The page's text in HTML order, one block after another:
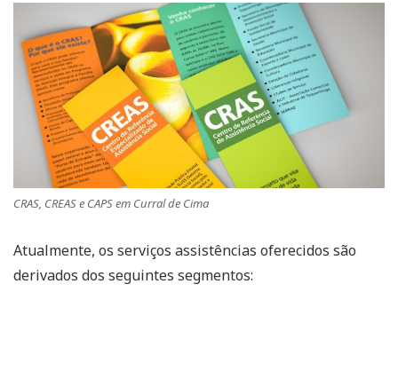
CRAS, CREAS e CAPS em Curral de Cima
Atualmente, os serviços assistências oferecidos são
derivados dos seguintes segmentos: